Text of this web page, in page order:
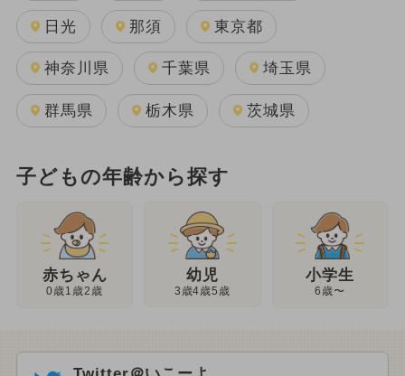
日光 那須 東京都
神奈川県 千葉県 埼玉県
群馬県 栃木県 茨城県
子どもの年齢から探す
赤ちゃん
0歳1歳2歳
幼児
3歳4歳5歳
小学生
6歳〜